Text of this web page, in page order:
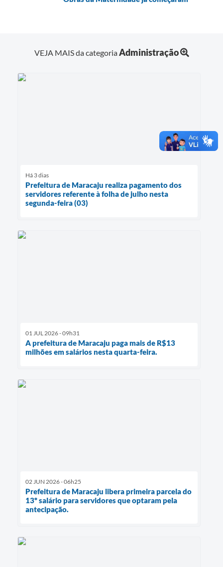
VEJA MAIS da categoriaAdministração
Há 3 dias
Prefeitura de Maracaju realiza pagamento dos
servidores referente à folha de julho nesta
segunda-feira (03)
01 JUL 2026 - 09h31
A prefeitura de Maracaju paga mais de R$13
milhões em salários nesta quarta-feira.
02 JUN 2026 - 06h25
Prefeitura de Maracaju libera primeira parcela do
13º salário para servidores que optaram pela
antecipação.